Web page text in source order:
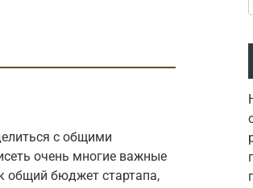
с общими
очень многие важные
общий бюджет стартапа,